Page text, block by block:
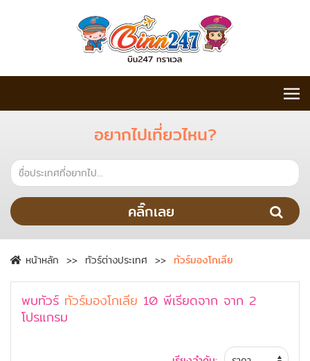
อยากไปเที่ยวไหน?
คลิ๊กเลย
หน้าหลัก ทัวร์ต่างประเทศ ทัวร์มองโกเลีย
พบทัวร์ ทัวร์มองโกเลีย 10 พีเรียดจาก จาก 2
โปรแกรม